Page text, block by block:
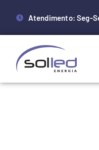
Atendimento: Seg-